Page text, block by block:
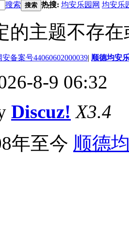
搜索 搜索 热搜: 均安乐园网 均安乐
的主题不存
安备案号44060602000039| 顺德均安
8-9 06:32
Discuz! X3.4
年至今 顺德